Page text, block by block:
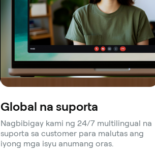
Global na suporta
Nagbibigay kami ng 24/7 multilingual na
suporta sa customer para malutas ang
iyong mga isyu anumang oras.